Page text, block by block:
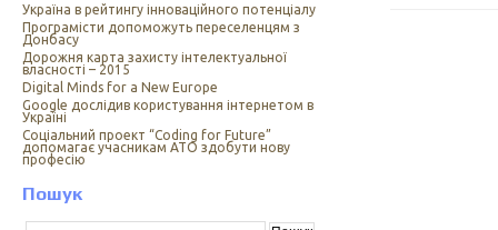
Україна в рейтингу інноваційного потенціалу
Програмісти допоможуть переселенцям з
Донбасу
Дорожня карта захисту інтелектуальної
власності – 2015
Digital Minds for a New Europe
Google дослідив користування інтернетом в
Україні
Cоціальний проект “Coding for Future”
допомагає учасникам АТО здобути нову
професію
Пошук